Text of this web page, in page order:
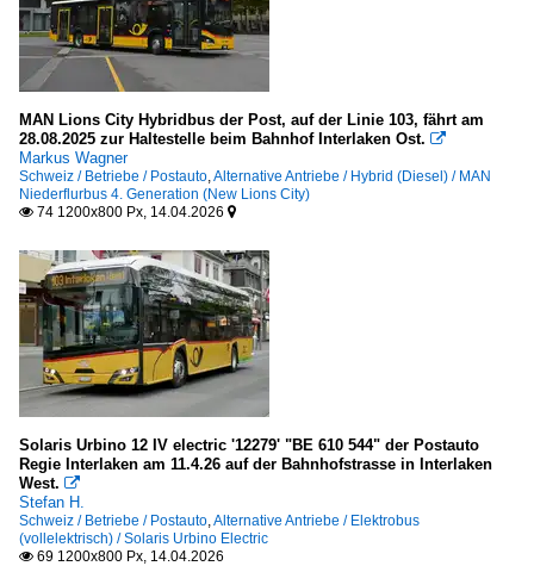
MAN Lions City Hybridbus der Post, auf der Linie 103, fährt am
28.08.2025 zur Haltestelle beim Bahnhof Interlaken Ost. 
Markus Wagner
Schweiz / Betriebe / Postauto,Alternative Antriebe / Hybrid (Diesel) / MAN
Niederflurbus 4. Generation (New Lions City)
 74 1200x800 Px, 14.04.2026 
Solaris Urbino 12 IV electric '12279' "BE 610 544" der Postauto
Regie Interlaken am 11.4.26 auf der Bahnhofstrasse in Interlaken
West. 
Stefan H.
Schweiz / Betriebe / Postauto,Alternative Antriebe / Elektrobus
(vollelektrisch) / Solaris Urbino Electric
 69 1200x800 Px, 14.04.2026